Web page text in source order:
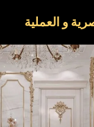
و العملية